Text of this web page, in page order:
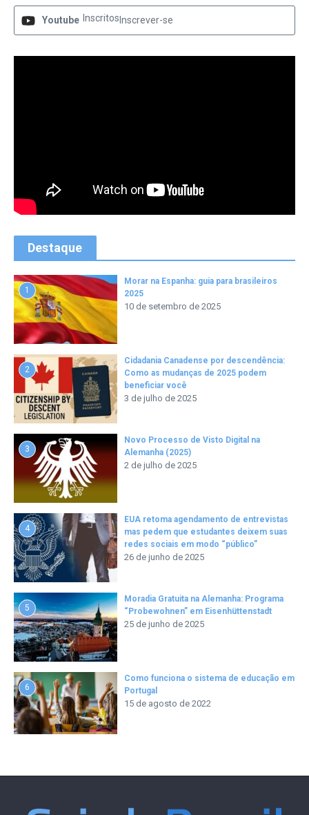
Youtube Inscritos Inscrever-se
Destaque
1
Morar na Espanha: guia para brasileiros
2025
10 de setembro de 2025
2
Cidadania Canadense por descendência:
Como as mudanças de 2025 podem
beneficiar você
3 de julho de 2025
3
Novo Processo de Visto Digital na
Alemanha (2025)
2 de julho de 2025
4
EUA retoma agendamento de entrevistas
mas pedem que estudantes deixem suas
redes sociais em modo “público”
26 de junho de 2025
5
Moradia Gratuita na Alemanha: Programa
“Probewohnen” em Eisenhüttenstadt
25 de junho de 2025
6
Como funciona o sistema de educação em
Portugal
15 de agosto de 2022